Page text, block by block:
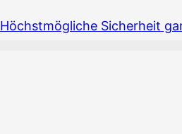
Höchstmögliche Sicherheit